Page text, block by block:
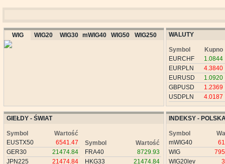
WIG WIG20 WIG30 mWIG40 WIG50 WIG250 WALUTY
Symbol
Kupno
EURCHF
1.0844
EURPLN
4.3840
EURUSD
1.0920
GBPUSD
1.2369
USDPLN
4.0187
GIEŁDY - ŚWIAT
Symbol
Wartość
EUSTX50
6541.47
GER30
21474.84
JPN225
21474.84
Symbol
Wartość
FRA40
8729.93
HKG33
21474.84
INDEKSY -
Symbol
mWIG40
WIG
WIG20lev